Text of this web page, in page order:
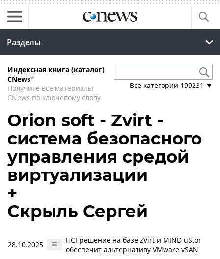
Разделы
Индексная книга (каталог)
CNews*
Получите все материалы
CNews по ключевому слову
Все категории 199231 ▼
Orion soft - Zvirt -
система безопасного
управления средой
виртуализации
+
Скрыль Сергей
28.10.2025
HCI-решение на базе zVirt и MIND uStor
обеспечит альтернативу VMware vSAN